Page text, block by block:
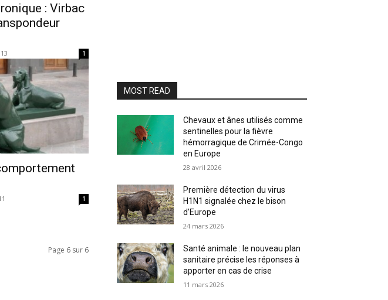
: Virbac
1
1
Page 6 sur 6
MOST READ
Chevaux et ânes utilisés comme
sentinelles pour la fièvre
hémorragique de Crimée-Congo
en Europe
28 avril 2026
Première détection du virus
H1N1 signalée chez le bison
d’Europe
24 mars 2026
Santé animale : le nouveau plan
sanitaire précise les réponses à
apporter en cas de crise
11 mars 2026